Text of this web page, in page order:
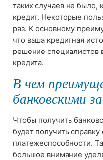
таких случаев не было,
кредит. Некоторые
раз. К основному
что ваша кредитная
решение специалистов
кредита.
В чем
банковскими
Чтобы получить
будет получить
платежеспособности.
большое внимание